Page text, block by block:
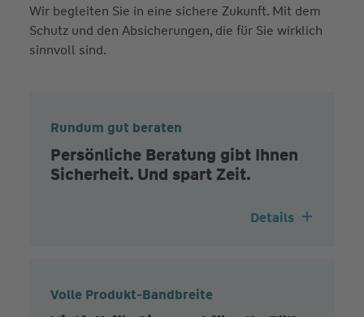
Wir begleiten Sie in eine sichere Zukunft. Mit dem
Schutz und den Absicherungen, die für Sie wirklich
sinnvoll sind.
Rundum gut beraten
Persönliche Beratung gibt Ihnen
Sicherheit. Und spart Zeit.
Details
Volle Produkt-Bandbreite